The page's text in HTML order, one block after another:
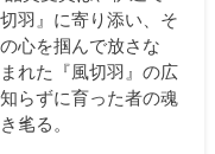
羽』に寄り添い、そ
心を掴んで放さな
れた『風切羽』の広
らずに育った者の魂
毟る。